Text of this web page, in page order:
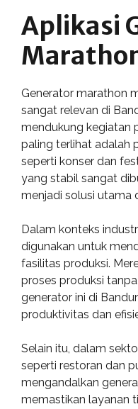
Aplikasi
Generator marathon
sangat relevan di
mendukung kegiatan
paling terlihat adalah
seperti konser dan
yang stabil sangat
menjadi solusi utama
Dalam konteks
digunakan untuk
fasilitas produksi.
proses produksi
generator ini di
produktivitas dan
Selain itu, dalam
seperti restoran dan
mengandalkan
memastikan layanan